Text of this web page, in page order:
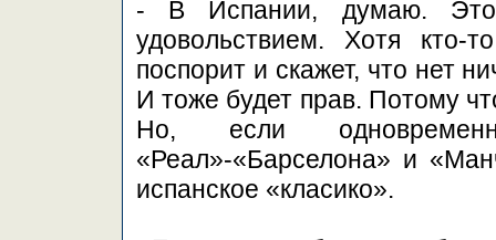
- В Испании, думаю.
удовольствием. Хотя кто-
поспорит и скажет, что нет
И тоже будет прав. Потому
Но, если
«Реал»-«Барселона» и
испанское «класико».